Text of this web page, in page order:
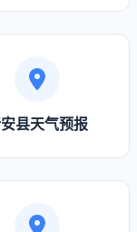
县天气预报